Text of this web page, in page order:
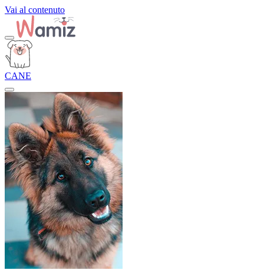
Vai al contenuto
CANE